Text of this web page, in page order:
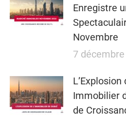
Enregistre
Novembre
7
Immobilier
de